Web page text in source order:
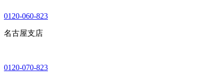
0120-060-823
名古屋支店
0120-070-823